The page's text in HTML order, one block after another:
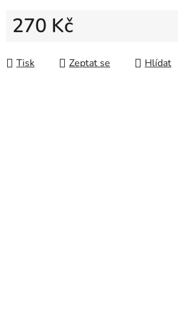
270 Kč
Tisk
Zeptat se Hlídat